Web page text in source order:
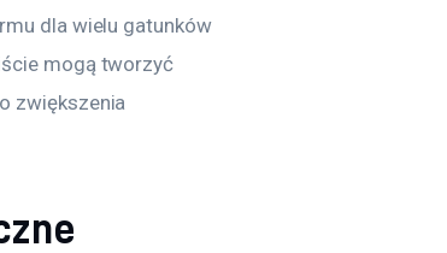
dla wielu gatunków
mogą tworzyć
zwiększenia